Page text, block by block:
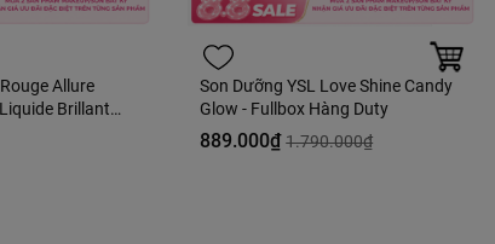
Rouge Allure
Liquide Brillant
Son Dưỡng YSL Love Shine Candy
Glow - Fullbox Hàng Duty
889.000₫ 1.790.000₫